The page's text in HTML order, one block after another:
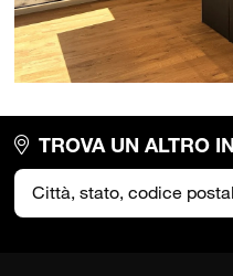
TROVA UN ALTRO